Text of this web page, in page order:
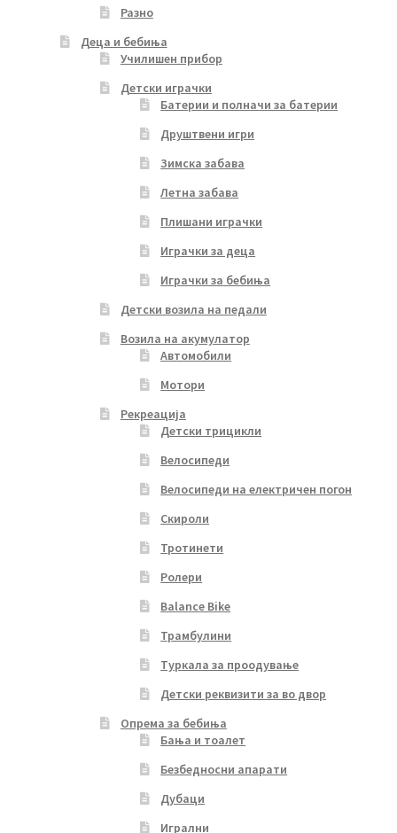
Разно
Деца и бебиња
Училишен прибор
Детски играчки
Батерии и полначи за батерии
Друштвени игри
Зимска забава
Летна забава
Плишани играчки
Играчки за деца
Играчки за бебиња
Детски возила на педали
Возила на акумулатор
Автомобили
Мотори
Рекреација
Детски трицикли
Велосипеди
Велосипеди на електричен погон
Скироли
Тротинети
Ролери
Balance Bike
Трамбулини
Туркала за проодување
Детски реквизити за во двор
Опрема за бебиња
Бања и тоалет
Безбедносни апарати
Дубаци
Игрални